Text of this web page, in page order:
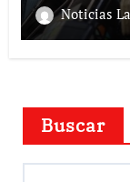
Noticias
Buscar